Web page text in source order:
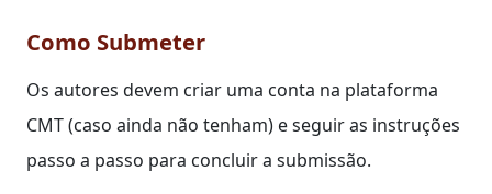
Como Submeter
Os autores devem criar uma conta na plataforma
CMT (caso ainda não tenham) e seguir as instruções
passo a passo para concluir a submissão.